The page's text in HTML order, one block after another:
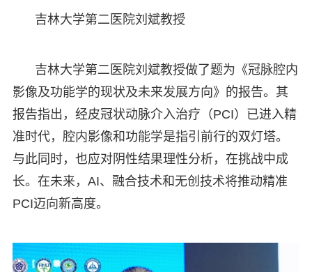
吉林大学第二医院刘斌教授
吉林大学第二医院刘斌教授做了题为《冠脉腔内
影像及功能学的现状及未来发展方向》的报告。其
报告指出，经皮冠状动脉介入治疗（PCI）已进入精
准时代，腔内影像和功能学是指引前行的双灯塔。
与此同时，也应对阴性结果理性分析，在挑战中成
长。在未来，AI、融合技术和无创技术将推动精准
PCI迈向新高度。